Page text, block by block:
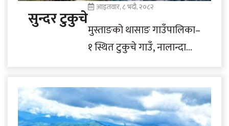
सुन्दर टुकुचे आइतवार, ८ भदौ, २०८२
मुस्ताङको थासाङ गाउँपालिका–
१ स्थित टुकुचे गाउँ, नालान्दा
कालीगण्डकी नदी र आसपास
क्षेत्र । तस्बिर :..